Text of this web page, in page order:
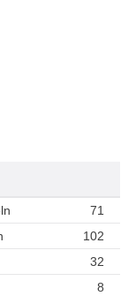
71
102
32
8